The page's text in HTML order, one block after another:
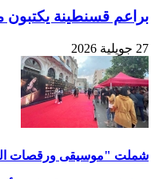
براعم قسنطينة
27 جويلية 2026
شملت "موسيقى ورقصات